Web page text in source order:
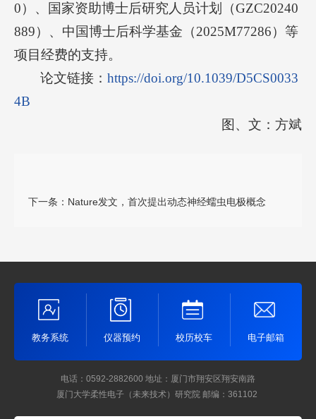
0）、国家资助博士后研究人员计划（GZC20240
889）、中国博士后科学基金（2025M77286）等
项目经费的支持。
论文链接：https://doi.org/10.1039/D5CS0033
4B
图、文：方斌
下一条： Nature发文，首次提出动态神经蠕虫电极概念
教务系统 仪器预约 校历校车 电子邮箱
电话：0592-2882600 地址：厦门市翔安区翔安南路
厦门大学柔性电子（未来技术）研究院 邮编：361102